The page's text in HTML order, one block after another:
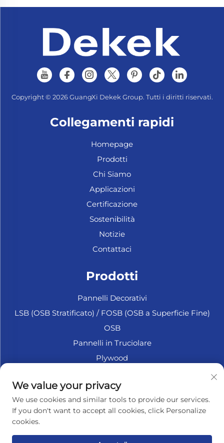
Copyright © 2026 GuangXi Dekek Group. Tutti i diritti riservati.
Collegamenti rapidi
Homepage
Prodotti
Chi Siamo
Applicazioni
Certificazione
Sostenibilità
Notizie
Contattaci
Prodotti
Pannelli Decorativi
LSB (OSB Stratificato) / FOSB (OSB a Superficie Fine)
OSB
Pannelli in Truciolare
Plywood
Fiberboard
Accessori
We value your privacy
We use cookies and similar tools to provide our services.
If you don't want to accept all cookies, click Personalize
cookies.